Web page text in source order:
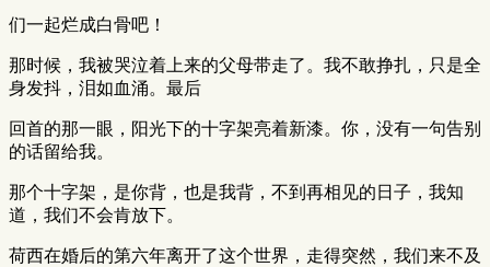
们一起烂成白骨吧！
那时候，我被哭泣着上来的父母带走了。我不敢挣扎，只是全
身发抖，泪如血涌。最后
回首的那一眼，阳光下的十字架亮着新漆。你，没有一句告别
的话留给我。
那个十字架，是你背，也是我背，不到再相见的日子，我知
道，我们不会肯放下。
荷西在婚后的第六年离开了这个世界，走得突然，我们来不及